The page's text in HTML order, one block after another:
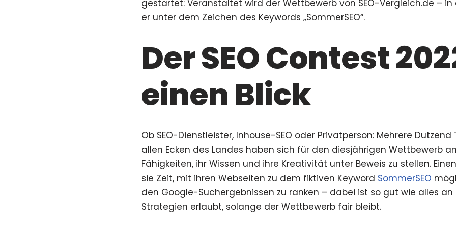
gestartet: Veranstaltet wird der Wettbewerb von SEO-Vergleich.de –
er unter dem Zeichen des Keywords „SommerSEO“.
Der SEO Contest
einen Blick
Ob SEO-Dienstleister, Inhouse-SEO oder Privatperson: Mehrere
allen Ecken des Landes haben sich für den diesjährigen Wettbewerb
Fähigkeiten, ihr Wissen und ihre Kreativität unter Beweis zu stellen.
sie Zeit, mit ihren Webseiten zu dem fiktiven Keyword SommerSEO
den Google-Suchergebnissen zu ranken – dabei ist so gut wie alles
Strategien erlaubt, solange der Wettbewerb fair bleibt.